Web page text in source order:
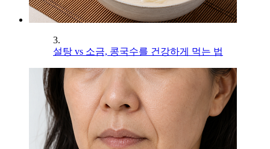
3.
설탕 vs 소금, 콩국수를 건강하게 먹는 법